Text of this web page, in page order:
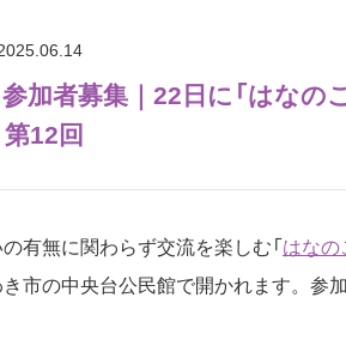
加者募集｜22日に「はなの
12回
有無に関わらず交流を楽しむ「はなの
市の中央台公民館で開かれます。参